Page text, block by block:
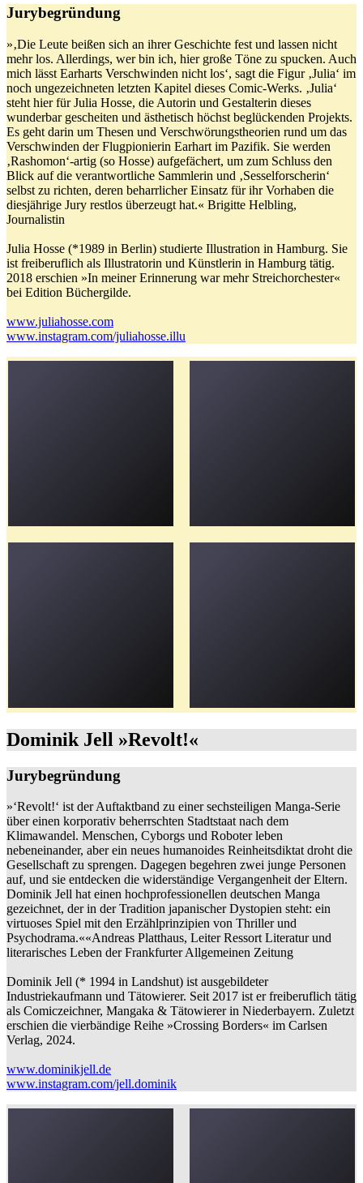
Jurybegründung
»‚Die Leute beißen sich an ihrer Geschichte fest und lassen nicht
mehr los. Allerdings, wer bin ich, hier große Töne zu spucken. Auch
mich lässt Earharts Verschwinden nicht los‘, sagt die Figur ‚Julia‘ im
noch ungezeichneten letzten Kapitel dieses Comic-Werks. ‚Julia‘
steht hier für Julia Hosse, die Autorin und Gestalterin dieses
wunderbar gescheiten und ästhetisch höchst beglückenden Projekts.
Es geht darin um Thesen und Verschwörungstheorien rund um das
Verschwinden der Flugpionierin Earhart im Pazifik. Sie werden
‚Rashomon‘-artig (so Hosse) aufgefächert, um zum Schluss den
Blick auf die verantwortliche Sammlerin und ‚Sesselforscherin‘
selbst zu richten, deren beharrlicher Einsatz für ihr Vorhaben die
diesjährige Jury restlos überzeugt hat.« Brigitte Helbling,
Journalistin
Julia Hosse (*1989 in Berlin) studierte Illustration in Hamburg. Sie
ist freiberuflich als Illustratorin und Künstlerin in Hamburg tätig.
2018 erschien »In meiner Erinnerung war mehr Streichorchester«
bei Edition Büchergilde.
www.juliahosse.com
www.instagram.com/juliahosse.illu
Dominik Jell »Revolt!«
Jurybegründung
»‘Revolt!‘ ist der Auftaktband zu einer sechsteiligen Manga-Serie
über einen korporativ beherrschten Stadtstaat nach dem
Klimawandel. Menschen, Cyborgs und Roboter leben
nebeneinander, aber ein neues humanoides Reinheitsdiktat droht die
Gesellschaft zu sprengen. Dagegen begehren zwei junge Personen
auf, und sie entdecken die widerständige Vergangenheit der Eltern.
Dominik Jell hat einen hochprofessionellen deutschen Manga
gezeichnet, der in der Tradition japanischer Dystopien steht: ein
virtuoses Spiel mit den Erzählprinzipien von Thriller und
Psychodrama.««Andreas Platthaus, Leiter Ressort Literatur und
literarisches Leben der Frankfurter Allgemeinen Zeitung
Dominik Jell (* 1994 in Landshut) ist ausgebildeter
Industriekaufmann und Tätowierer. Seit 2017 ist er freiberuflich tätig
als Comiczeichner, Mangaka & Tätowierer in Niederbayern. Zuletzt
erschien die vierbändige Reihe »Crossing Borders« im Carlsen
Verlag, 2024.
www.dominikjell.de
www.instagram.com/jell.dominik